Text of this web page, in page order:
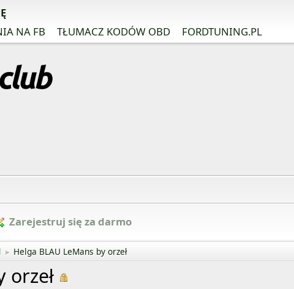
NA FB TŁUMACZ KODÓW OBD FORDTUNING.PL
Zarejestruj się za darmo
► Helga BLAU LeMans by orzeł
orzeł